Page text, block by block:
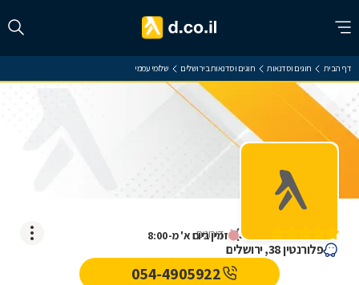
דף הבית חוגים וסדנאות חוגים וסדנאות בירושלים שלומי עממי
זמין ביום א' מ-8:00
שלומי עממי
(
5
)
1דירוגים
פלורנטין 38, ירושלים
054-4905922